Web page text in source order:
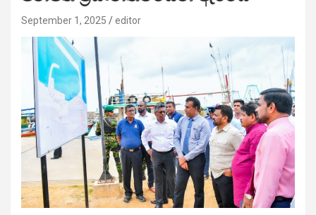
September 1, 2025 editor